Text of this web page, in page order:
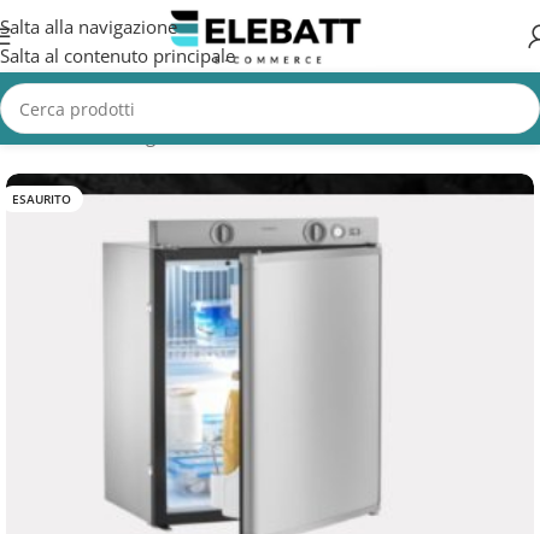
Salta alla navigazione
Salta al contenuto principale
Home/Non Categorizzata
ESAURITO